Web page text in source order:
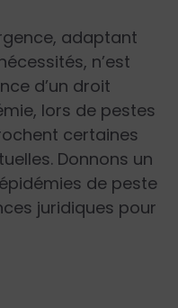
adaptant
n’est
d’un droit
lors de pestes
certaines
Donnons un
de peste
juridiques pour